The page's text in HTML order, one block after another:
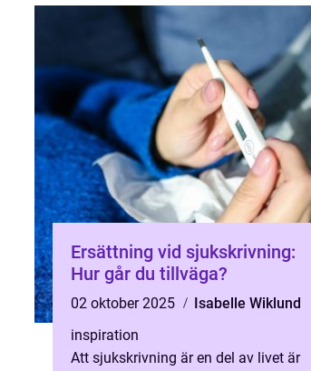
Ersättning vid sjukskrivning:
Hur går du tillväga?
02 oktober 2025
Isabelle Wiklund
inspiration
Att sjukskrivning är en del av livet är